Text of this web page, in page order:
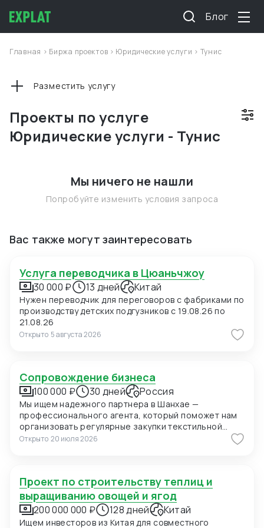
Блог
Главная > Биржа проектов > Юридические услуги > Тунис
Проекты по услуге
Юридические услуги - Тунис
Разместить услугу
Мы ничего не нашли
Попробуйте изменить условия запроса
Вас также могут заинтересовать
Услуга переводчика в Цюаньчжоу
30 000 ₽ 13 дней Китай
Нужен переводчик для переговоров с фабриками по
производству детских подгузников с 19.08.26 по
21.08.26
Открыто 5 августа 2026
Сопровождение бизнеса
100 000 ₽ 30 дней Россия
Мы ищем надежного партнера в Шанхае —
профессионального агента, который поможет нам
организовать регулярные закупки текстильной
продукции и фурнитуры в Китае. В ближайшее время
мы планируем приехать в Шанхай для личных встреч
и поиск подходящих фабрик. Конкретно сейчас нас
интересуют позиции: 1. Вешалки пластиковые для
мужских костюмов с возможностью нанесения
логотипа (брендирование). Сегмент —
Открыто 20 июля 2026
Проект по строительству теплиц и
выращиванию овощей и ягод
200 000 000 ₽ 128 дней Китай
Ищем инвесторов из Китая для совместного